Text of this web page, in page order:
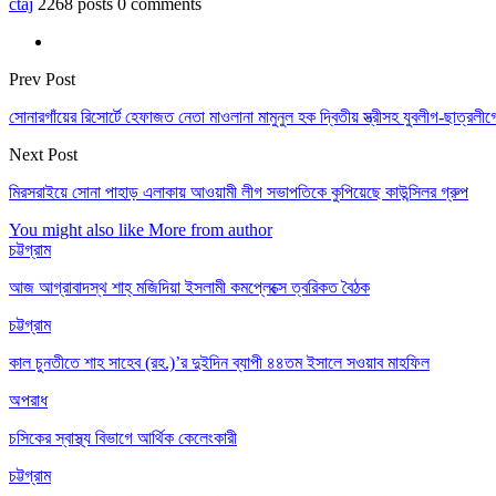
Prev Post
সোনারগাঁয়ের রিসোর্টে হেফাজত নেতা মাওলানা মামুনুল হক দ্বিতীয় স্ত্রীসহ যুবলীগ-
Next Post
মিরসরাইয়ে সোনা পাহাড় এলাকায় আওয়ামী লীগ সভাপতিকে কুপিয়েছে কাউন্সিলর গ্রুপ
You might also like More from author
চট্টগ্রাম
আজ আগ্রাবাদস্থ শাহ্ মজিদিয়া ইসলামী কমপ্লেক্সে ত্বরিকত বৈঠক
চট্টগ্রাম
কাল চুনতীতে শাহ সাহেব (রহ.)’র দুইদিন ব্যাপী ৪৪তম ইসালে সওয়াব মাহফিল
অপরাধ
চসিকের স্বাস্থ্য বিভাগে আর্থিক কেলেংকারী
চট্টগ্রাম